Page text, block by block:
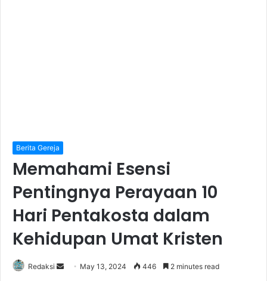
Berita Gereja
Memahami Esensi
Pentingnya Perayaan 10
Hari Pentakosta dalam
Kehidupan Umat Kristen
Redaksi May 13, 2024 446 2 minutes read